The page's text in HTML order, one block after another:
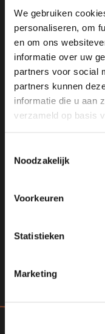
We gebruiken
personaliseren, om
en om ons
informatie over uw
partners voor social
partners kunnen
informatie die u aan
verzameld op basis
Noodzakelijk
Voorkeuren
Statistieken
Marketing
Bedrijfsnaam
Telefoonnummer
Vraag of opmerking